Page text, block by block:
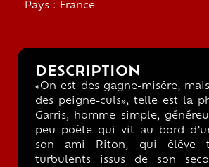
Pays : France
DESCRIPTION
«On est des gagne-misère,
des peigne-culs», telle est la
Garris, homme simple,
peu poète qui vit au bord
son ami Riton, qui élève
turbulents issus de son